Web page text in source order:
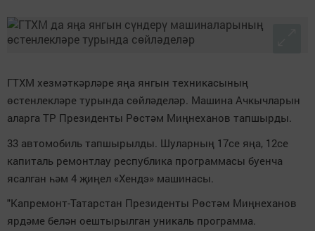
ГТХМ хезмәткәрләре яңа янгын техникасының
өстенлекләре турында сөйләделәр. Машина Ачкычларын
аларга ТР Президенты Рөстәм Миңнеханов тапшырды.
33 автомобиль тапшырылды. Шуларның 17се яңа, 12се
капиталь ремонтлау республика программасы буенча
ясалган һәм 4 җиңел «Хендэ» машинасы.
"Капремонт-Татарстан Президенты Рөстәм Миңнеханов
ярдәме белән оештырылган уникаль программа.